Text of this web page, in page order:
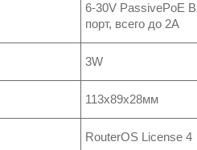
6-30V PassivePoE
порт, всего до 2А
3W
113x89x28мм
RouterOS License 4